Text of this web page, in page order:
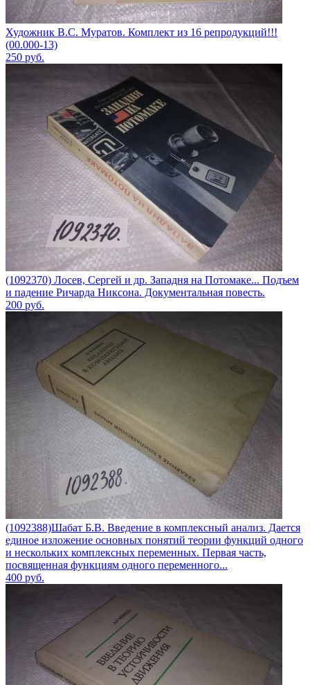
Художник В.С. Муратов. Комплект из 16 репродукций!!!
(00.000-13)
250 руб.
(1092370) Лосев, Сергей и др. Западня на Потомаке... Подъем
и падение Ричарда Никсона. Документальная повесть.
200 руб.
(1092388)Шабат Б.В. Введение в комплексный анализ. Дается
единое изложение основных понятий теории функций одного
и нескольких комплексных переменных. Первая часть,
посвященная функциям одного переменного...
400 руб.